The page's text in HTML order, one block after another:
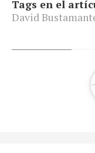
Tags en el
David